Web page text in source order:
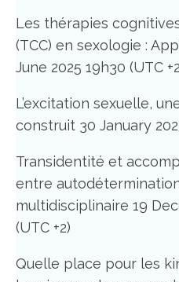
Les thérapies
(TCC) en sexologie :
June 2025 19h30 (UTC
L’excitation sexuelle,
construit 30 January
Transidentité et
entre
multidisciplinaire 19
(UTC +2)
Quelle place pour les